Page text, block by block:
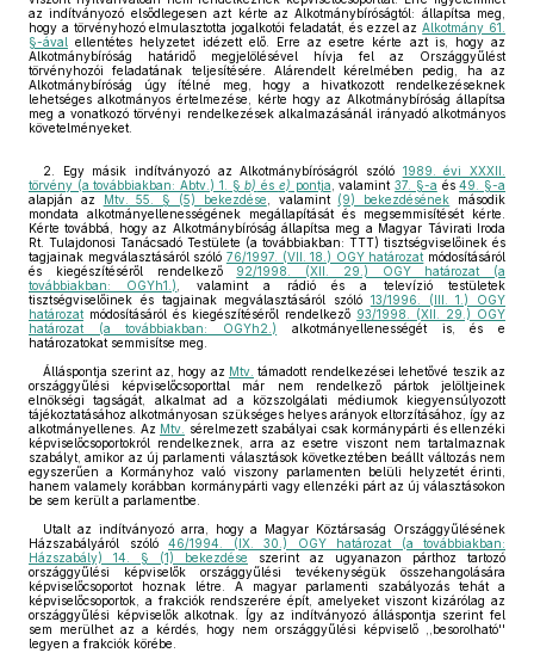
az indítványozó elsődlegesen azt kérte az Alkotmánybíróságtól: állapítsa meg,
hogy a törvényhozó elmulasztotta jogalkotói feladatát, és ezzel azAlkotmány 61.
§-ával ellentétes helyzetet idézett elő. Erre az esetre kérte azt is, hogy az
Alkotmánybíróság határidő megjelölésével hívja fel az Országgyűlést
törvényhozói feladatának teljesítésére. Alárendelt kérelmében pedig, ha az
Alkotmánybíróság úgy ítélné meg, hogy a hivatkozott rendelkezéseknek
lehetséges alkotmányos értelmezése, kérte hogy az Alkotmánybíróság állapítsa
meg a vonatkozó törvényi rendelkezések alkalmazásánál irányadó alkotmányos
követelményeket.
2. Egy másik indítványozó az Alkotmánybíróságról szóló 1989. évi XXXII.
törvény (a továbbiakban: Abtv.) 1. §b) és e) pontja , valamint37. §-a és49. §-a
alapján az
Mtv. 55. § (5) bekezdése , valamint (9) bekezdésének második
mondata alkotmányellenességének megállapítását és megsemmisítését kérte.
Kérte továbbá, hogy az Alkotmánybíróság állapítsa meg a Magyar Távirati Iroda
Rt. Tulajdonosi Tanácsadó Testülete (a továbbiakban: TTT) tisztségviselőinek és
tagjainak megválasztásáról szóló 76/1997. (VII. 18.) OGY határozat módosításáról
és kiegészítéséről rendelkező 92/1998. (XII. 29.) OGY határozat (a
továbbiakban: OGYh1.)
, valamint a rádió és a televízió testületek
tisztségviselőinek és tagjainak megválasztásáról szóló 13/1996. (III. 1.) OGY
határozat módosításáról és kiegészítéséről rendelkező 93/1998. (XII. 29.) OGY
határozat (a továbbiakban: OGYh2.) alkotmányellenességét is, és e
határozatokat semmisítse meg.
Álláspontja szerint az, hogy az Mtv. támadott rendelkezései lehetővé teszik az
országgyűlési képviselőcsoporttal már nem rendelkező pártok jelöltjeinek
elnökségi tagságát, alkalmat ad a közszolgálati médiumok kiegyensúlyozott
tájékoztatásához alkotmányosan szükséges helyes arányok eltorzításához, így az
alkotmányellenes. Az Mtv.
sérelmezett szabályai csak kormánypárti és ellenzéki
képviselőcsoportokról rendelkeznek, arra az esetre viszont nem tartalmaznak
szabályt, amikor az új parlamenti választások következtében beállt változás nem
egyszerűen a Kormányhoz való viszony parlamenten belüli helyzetét érinti,
hanem valamely korábban kormánypárti vagy ellenzéki párt az új választásokon
be sem került a parlamentbe.
Utalt az indítványozó arra, hogy a Magyar Köztársaság Országgyűlésének
Házszabályáról szóló 46/1994. (IX. 30.) OGY határozat (a továbbiakban:
Házszabály) 14. § (1) bekezdése szerint az ugyanazon párthoz tartozó
országgyűlési képviselők országgyűlési tevékenységük összehangolására
képviselőcsoportot hoznak létre. A magyar parlamenti szabályozás tehát a
képviselőcsoportok, a frakciók rendszerére épít, amelyeket viszont kizárólag az
országgyűlési képviselők alkotnak. Így az indítványozó álláspontja szerint fel
sem merülhet az a kérdés, hogy nem országgyűlési képviselő ,,besorolható''
legyen a frakciók körébe.